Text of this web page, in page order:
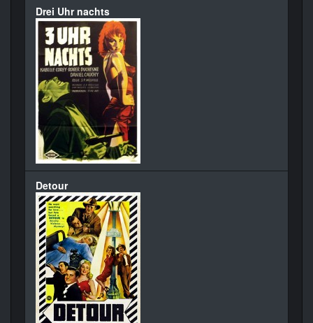
Drei Uhr nachts
Detour